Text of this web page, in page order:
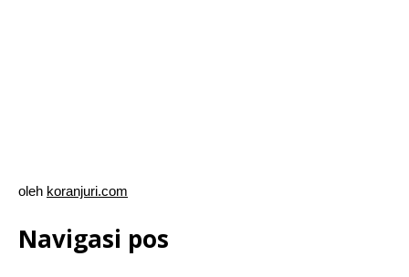
oleh koranjuri.com
Navigasi pos